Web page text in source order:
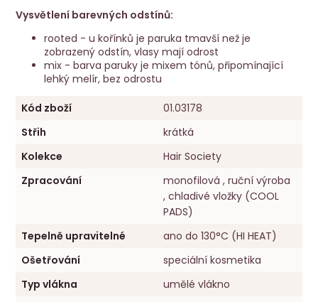
Vysvětlení barevných odstínů:
rooted - u kořínků je paruka tmavší než je
zobrazený odstín, vlasy mají odrost
mix - barva paruky je mixem tónů, připomínající
lehký melír, bez odrostu
Kód zboží
01.03178
Střih
krátká
Kolekce
Hair Society
Zpracování
monofilová , ruční výroba
, chladivé vložky (COOL
PADS)
Tepelně upravitelné
ano do 130°C (HI HEAT)
Ošetřování
speciální kosmetika
Typ vlákna
umělé vlákno